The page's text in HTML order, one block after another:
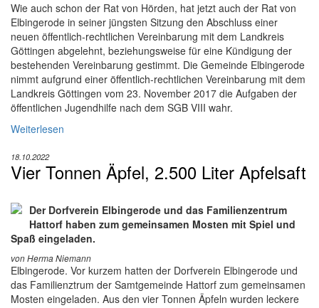
Wie auch schon der Rat von Hörden, hat jetzt auch der Rat von
Elbingerode in seiner jüngsten Sitzung den Abschluss einer
neuen öffentlich-rechtlichen Vereinbarung mit dem Landkreis
Göttingen abgelehnt, beziehungsweise für eine Kündigung der
bestehenden Vereinbarung gestimmt. Die Gemeinde Elbingerode
nimmt aufgrund einer öffentlich-rechtlichen Vereinbarung mit dem
Landkreis Göttingen vom 23. November 2017 die Aufgaben der
öffentlichen Jugendhilfe nach dem SGB VIII wahr.
Weiterlesen
18.10.2022
Vier Tonnen Äpfel, 2.500 Liter Apfelsaft
Der Dorfverein Elbingerode und das Familienzentrum
Hattorf haben zum gemeinsamen Mosten mit Spiel und
Spaß eingeladen.
von Herma Niemann
Elbingerode. Vor kurzem hatten der Dorfverein Elbingerode und
das Familienztrum der Samtgemeinde Hattorf zum gemeinsamen
Mosten eingeladen. Aus den vier Tonnen Äpfeln wurden leckere